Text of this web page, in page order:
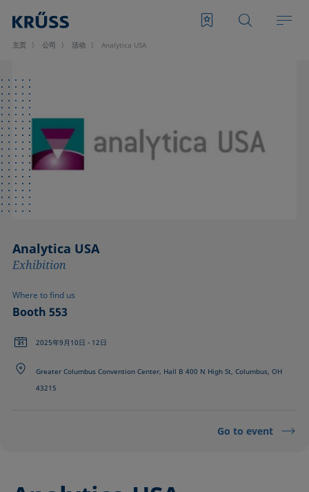
主页 公司 活动 Analytica USA
Analytica USA
Exhibition
Where to find us
Booth 553
2025年9月10日 - 12日
Greater Columbus Convention Center, Hall B 400 N High St, Columbus, OH
43215
Go to event